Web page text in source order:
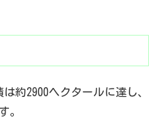
約2900ヘクタールに達し、
。